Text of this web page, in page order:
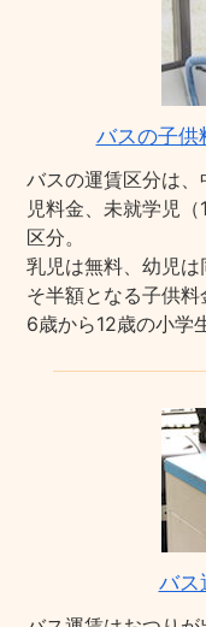
バスの子供
バスの運賃区分は
児料金、未就学児
区分。
乳児は無料、幼児
そ半額となる子供
6歳から12歳の小学
バス